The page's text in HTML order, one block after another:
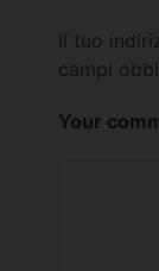
Il tuo
campi
Your